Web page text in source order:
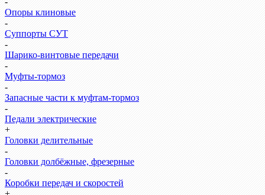
Опоры клиновые
-
Суппорты СУТ
-
Шарико-винтовые передачи
-
Муфты-тормоз
-
Запасные части к муфтам-тормоз
-
Педали электрические
+
Головки делительные
-
Головки долбёжные, фрезерные
-
Коробки передач и скоростей